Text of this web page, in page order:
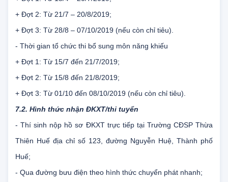
khiếu
+ Đợt 1: Từ 15/4 – 20/7/2019;
+ Đợt 2: Từ 21/7 – 20/8/2019;
+ Đợt 3: Từ 28/8 – 07/10/2019 (nếu còn chỉ tiêu).
- Thời gian tổ chức thi bổ sung môn năng khiếu
+ Đợt 1: Từ 15/7 đến 21/7/2019;
+ Đợt 2: Từ 15/8 đến 21/8/2019;
+ Đợt 3: Từ 01/10 đến 08/10/2019 (nếu còn chỉ tiêu).
7.2. Hình thức nhận ĐKXT/thi tuyển
- Thí sinh nộp hồ sơ ĐKXT trực tiếp tại Trường CĐSP Thừa
Thiên Huế địa chỉ số 123, đường Nguyễn Huệ, Thành phố
Huế;